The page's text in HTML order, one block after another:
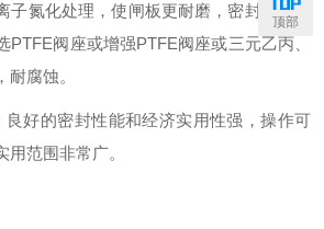
子氮化处理，使闸板更耐磨，密封面使用
PTFE阀座或增强PTFE阀座或三元乙丙、
腐蚀。
良好的密封性能和经济实用性强，操作可
范围非常广。
顶部